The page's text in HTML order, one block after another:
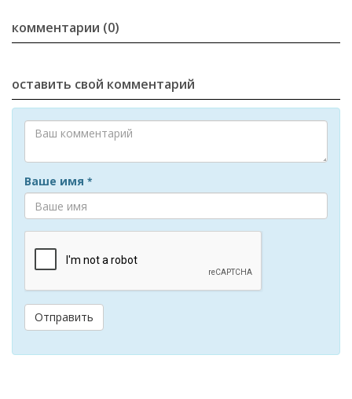
комментарии (0)
оставить свой комментарий
Ваше имя *
Отправить